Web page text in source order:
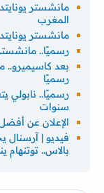
مانشستر
المغرب
مانشستر
رسميًا..
بعد كاسيميرو..
رسميًا
سنوات
الإعلان عن أفضل
فيديو | آرسنال
بالاس.. توتنهام